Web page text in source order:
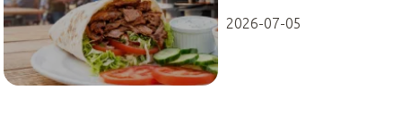
2026-07-05